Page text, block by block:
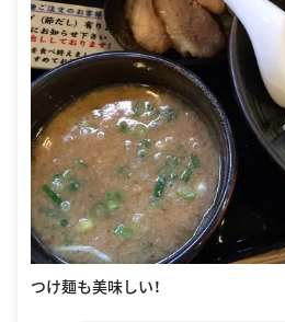
つけ麺も美味しい！